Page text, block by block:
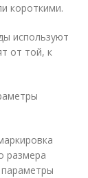
короткими.
используют
от той, к
размера